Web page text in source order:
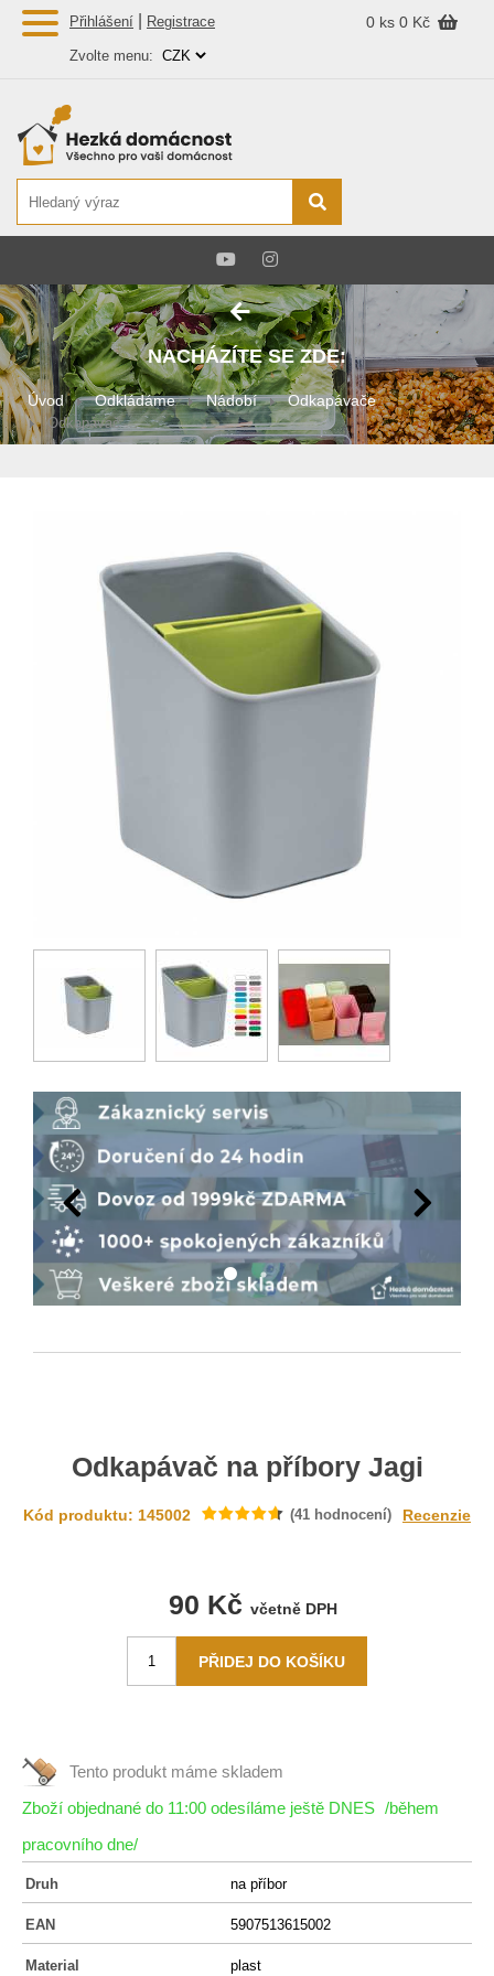
Přihlášení Registrace 0 ks 0 Kč
Zvolte menu:
NACHÁZÍTE SE ZDE:
Úvod Odkládáme Nádobí Odkapávače
Odkapávač ...
Odkapávač na příbory Jagi
Kód produktu: 145002 (41 hodnocení) Recenzie
90 Kč včetně DPH
Tento produkt máme skladem
Zboží objednané do 11:00 odesíláme ještě DNES /během
pracovního dne/
Druh na příbor
EAN 5907513615002
Material plast